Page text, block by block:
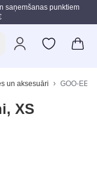
saņemšanas punktiem
un aksesuāri GOO-EEZ
XS